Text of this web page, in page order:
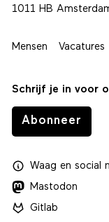
1011 HB
Mensen Vacatures
Schrijf je in voor
Abonneer
Waagen social
Mastodon
Gitlab